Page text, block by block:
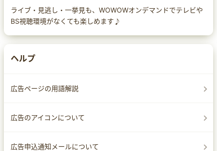
ライブ・見逃し・一挙見も、WOWOWオンデマンドでテレビや
BS視聴環境がなくても楽しめます♪
ヘルプ
広告ページの用語解説
広告のアイコンについて
広告申込通知メールについて